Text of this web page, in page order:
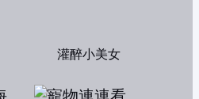
灌醉小美女